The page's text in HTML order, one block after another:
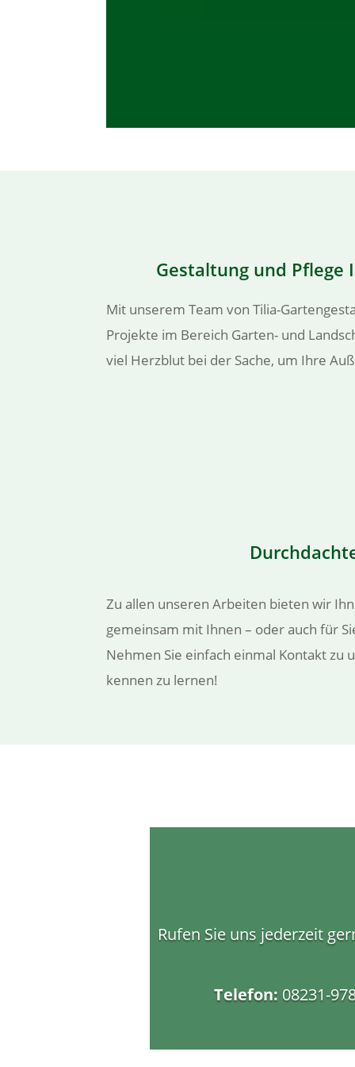
Gestaltung und Pflege
Mit unserem Team von Tilia-
Projekte im Bereich Garten- und
viel Herzblut bei der Sache, um Ihre
Zu allen unseren Arbeiten bieten wir
gemeinsam mit Ihnen – oder auch für
Nehmen Sie einfach einmal Kontakt
kennen zu lernen!
Rufen Sie uns jederzeit
Telefon: 08231-